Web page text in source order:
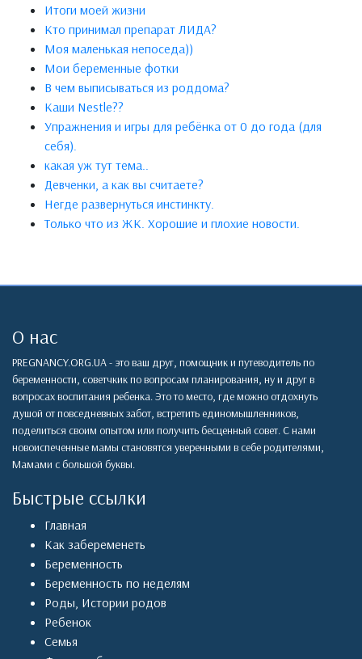
Итоги моей жизни
Кто принимал препарат ЛИДА?
Моя маленькая непоседа))
Мои беременные фотки
В чем выписываться из роддома?
Каши Nestle??
Упражнения и игры для ребёнка от 0 до года (для
себя).
какая уж тут тема..
Девченки, а как вы считаете?
Негде развернуться инстинкту.
Только что из ЖК. Хорошие и плохие новости.
О нас
PREGNANCY.ORG.UA - это ваш друг, помощник и путеводитель по
беременности, советчкик по вопросам планирования, ну и друг в
вопросах воспитания ребенка. Это то место, где можно отдохнуть
душой от повседневных забот, встретить единомышленников,
поделиться своим опытом или получить бесценный совет. С нами
новоиспеченные мамы становятся уверенными в себе родителями,
Мамами с большой буквы.
Быстрые ссылки
Главная
Как забеременеть
Беременность
Беременность по неделям
Роды, Истории родов
Ребенок
Семья